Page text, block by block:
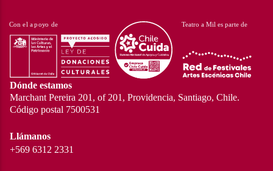
Dónde estamos
Marchant Pereira 201, of 201, Providencia, Santiago, Chile.
Código postal 7500531
Llámanos
+569 6312 2331